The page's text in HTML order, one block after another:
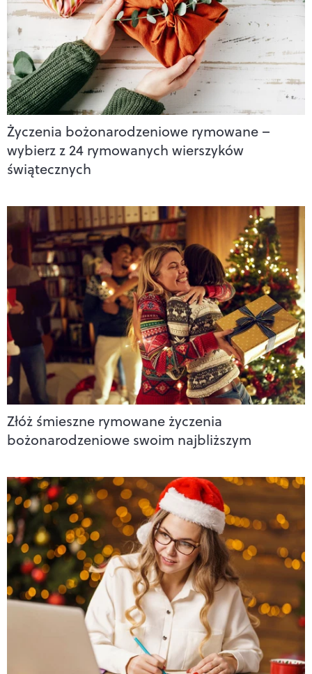
Życzenia bożonarodzeniowe rymowane –
wybierz z 24 rymowanych wierszyków
świątecznych
Złóż śmieszne rymowane życzenia
bożonarodzeniowe swoim najbliższym